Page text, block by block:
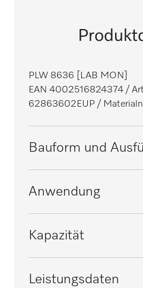
PLW 8636 [LAB MON]
EAN 4002516824374 /
62863602EUP /
Bauform und
Standgerät, breit
ExpertLine
Edelstahl
Anwendung
Geeignet für Labore
i
Kapazität
Enghalsgläser pro
128
Leistungsdaten